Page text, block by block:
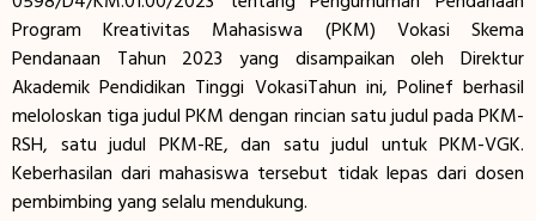
Program Kreativitas Mahasiswa (PKM) Vokasi Skema
Pendanaan Tahun 2023 yang disampaikan oleh Direktur
Akademik Pendidikan Tinggi VokasiTahun ini, Polinef berhasil
meloloskan tiga judul PKM dengan rincian satu judul pada PKM-
RSH, satu judul PKM-RE, dan satu judul untuk PKM-VGK.
Keberhasilan dari mahasiswa tersebut tidak lepas dari dosen
pembimbing yang selalu mendukung.